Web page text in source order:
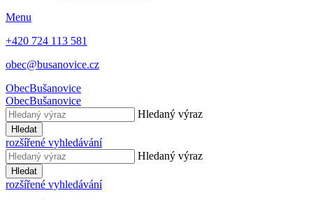
Menu
+420 724 113 581
obec@busanovice.cz
ObecBušanovice
ObecBušanovice
Hledaný výraz
Hledat
rozšířené vyhledávání
Hledaný výraz
Hledat
rozšířené vyhledávání